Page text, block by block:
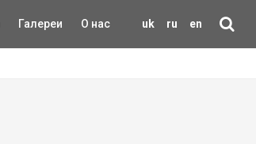
uk ru en
Галереи О нас